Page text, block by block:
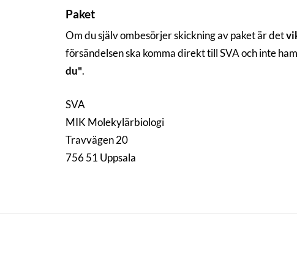
Paket
Om du själv ombesörjer skickning av paket är det
försändelsen ska komma direkt till SVA och inte
du".
SVA
MIK Molekylärbiologi
Travvägen 20
756 51 Uppsala